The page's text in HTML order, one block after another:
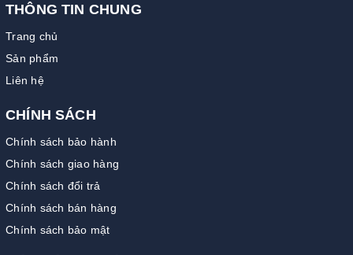
THÔNG TIN CHUNG
Trang chủ
Sản phẩm
Liên hệ
CHÍNH SÁCH
Chính sách bảo hành
Chính sách giao hàng
Chính sách đổi trả
Chính sách bán hàng
Chính sách bảo mật